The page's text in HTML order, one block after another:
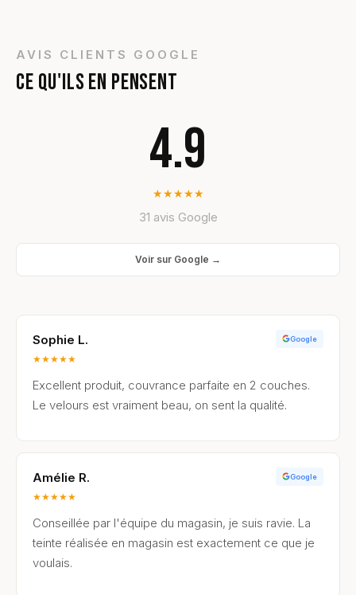
AVIS CLIENTS GOOGLE
CE QU'ILS EN PENSENT
4.9
★★★★★
31 avis Google
Voir sur Google →
Sophie L.
★★★★★
Google
Excellent produit, couvrance parfaite en 2 couches.
Le velours est vraiment beau, on sent la qualité.
Amélie R.
★★★★★
Google
Conseillée par l'équipe du magasin, je suis ravie. La
teinte réalisée en magasin est exactement ce que je
voulais.